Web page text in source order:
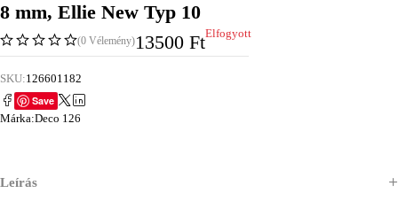
8 mm, Ellie New Typ 10
(0 Vélemény)13500 FtElfogyott
SKU:126601182
Save
Márka:Deco 126
Leírás